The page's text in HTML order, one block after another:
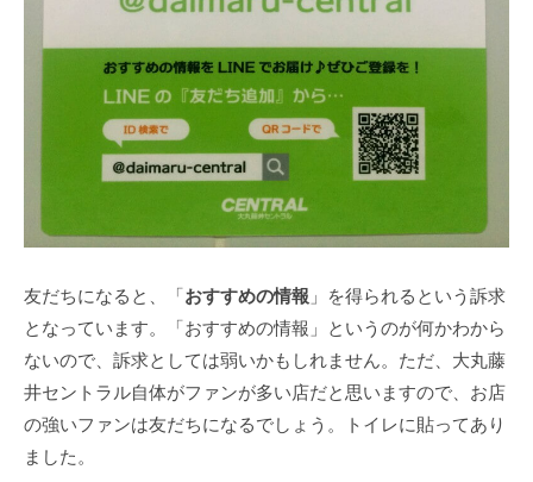
友だちになると、「おすすめの情報 」を得られるという訴求
となっています。「おすすめの情報」というのが何かわから
ないので、訴求としては弱いかもしれません。ただ、大丸藤
井セントラル自体がファンが多い店だと思いますので、お店
の強いファンは友だちになるでしょう。トイレに貼ってあり
ました。